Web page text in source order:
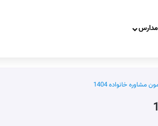
مدارس
مشاوره خانواده 1404